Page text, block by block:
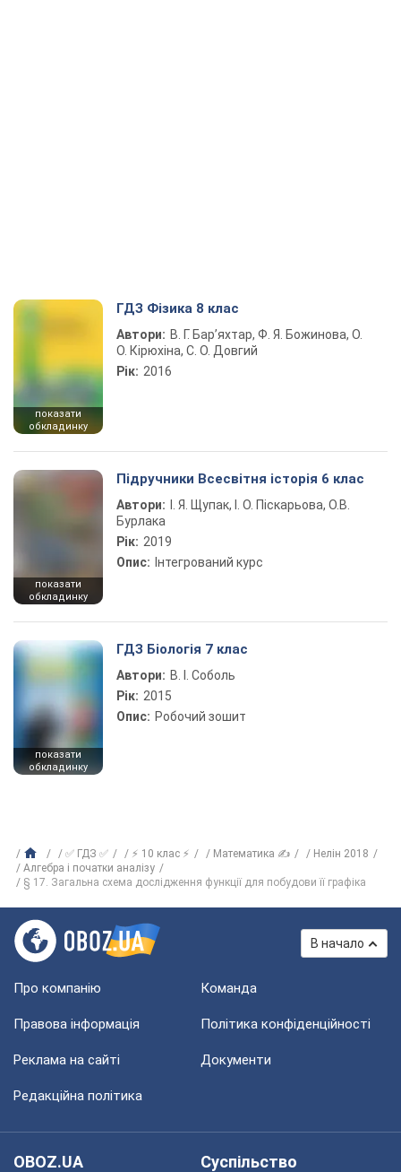
показати
обкладинку
ГДЗ Фізика 8 клас
Автори: В. Г. Бар’яхтар, Ф. Я. Божинова, О.
О. Кірюхіна, С. О. Довгий
Рік: 2016
показати
обкладинку
Підручники Всесвітня історія 6 клас
Автори:
І. Я. Щупак, І. О. Піскарьова, О.В.
Бурлака
Рік: 2019
Опис: Інтегрований курс
показати
обкладинку
ГДЗ Біологія 7 клас
Автори: В. І. Соболь
Рік: 2015
Опис: Робочий зошит
✅ ГДЗ ✅ ⚡ 10 клас ⚡ Математика ✍
Нелін 2018
Алгебра і початки аналізу
§ 17. Загальна схема дослідження функції для побудови її графіка
В начало
Про компанію Команда
Правова інформація Політика конфіденційності
Реклама на сайті Документи
Редакційна політика
OBOZ.UA
Суспільство